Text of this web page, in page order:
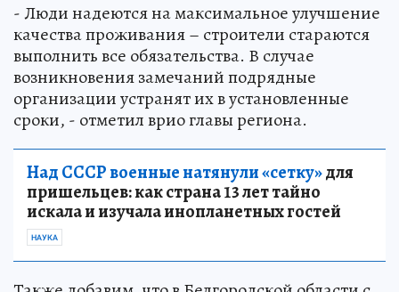
- Люди надеются на максимальное улучшение
качества проживания – строители стараются
выполнить все обязательства. В случае
возникновения замечаний подрядные
организации устранят их в установленные
сроки, - отметил врио главы региона.
Над СССР военные натянули «сетку»для
пришельцев: как страна 13 лет тайно
искала и изучала инопланетных гостей
НАУКА